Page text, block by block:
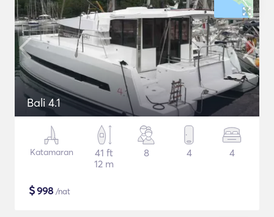
Bali 4.1
Katamaran
41 ft
12 m
8 4 4
$998 /nat